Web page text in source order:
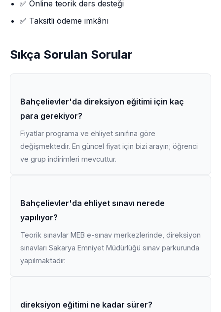
✅ Online teorik ders desteği
✅ Taksitli ödeme imkânı
Sıkça Sorulan Sorular
Bahçelievler'da direksiyon eğitimi için kaç
para gerekiyor?
Fiyatlar programa ve ehliyet sınıfına göre
değişmektedir. En güncel fiyat için bizi arayın; öğrenci
ve grup indirimleri mevcuttur.
Bahçelievler'da ehliyet sınavı nerede
yapılıyor?
Teorik sınavlar MEB e-sınav merkezlerinde, direksiyon
sınavları Sakarya Emniyet Müdürlüğü sınav parkurunda
yapılmaktadır.
direksiyon eğitimi ne kadar sürer?